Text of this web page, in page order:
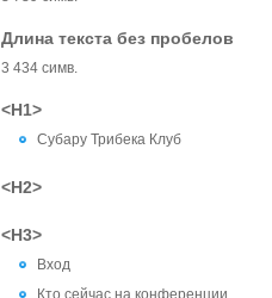
Длина текста без пробелов
3 434 симв.
<H1>
Субару Трибека Клуб
<H2>
<H3>
Вход
Кто сейчас на конференции